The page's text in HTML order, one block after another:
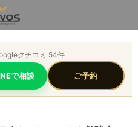
クチコミ 54件
で相談 ご予約